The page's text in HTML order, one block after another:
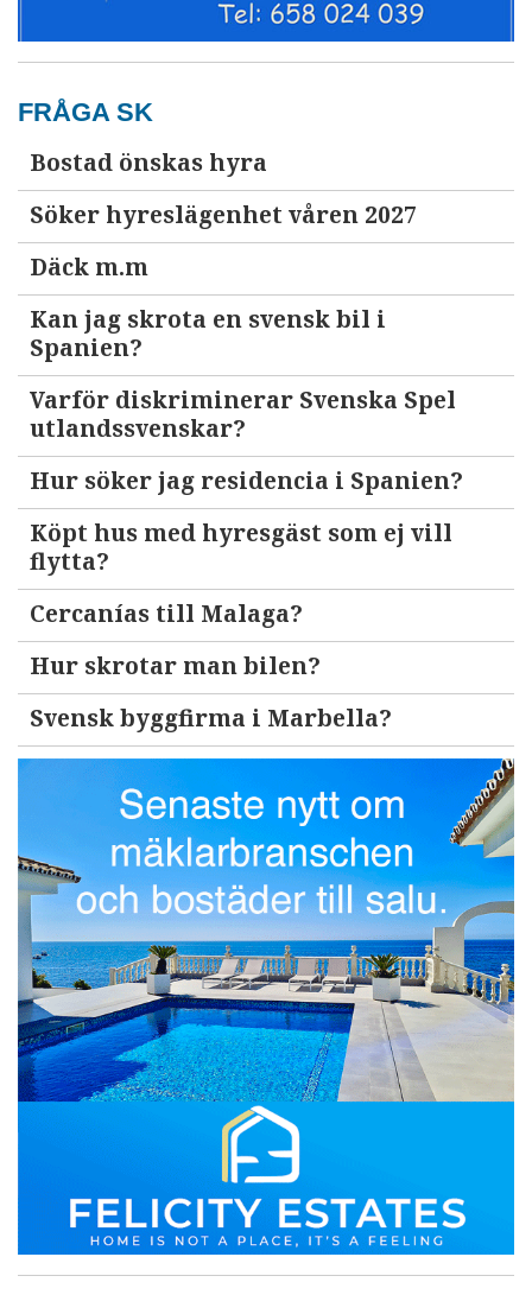
FRÅGA SK
Bostad önskas hyra
Söker hyreslägenhet våren 2027
Däck m.m
Kan jag skrota en svensk bil i
Spanien?
Varför diskriminerar Svenska Spel
utlandssvenskar?
Hur söker jag residencia i Spanien?
Köpt hus med hyresgäst som ej vill
flytta?
Cercanías till Malaga?
Hur skrotar man bilen?
Svensk byggfirma i Marbella?